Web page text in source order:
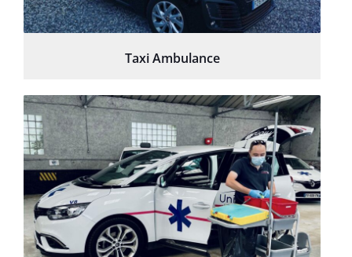
Taxi Ambulance